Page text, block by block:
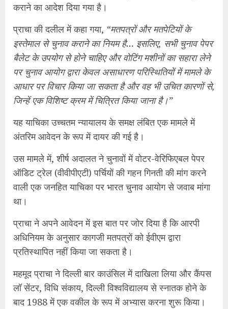
कराने का आदेश दिया गया है।
प्राचा की दलील में कहा गया, “मतपत्रों और मतपेटियों के
इस्तेमाल से चुनाव कराने का नियम है… इसलिए, सभी चुनाव पेपर
बैलेट के उपयोग से होने चाहिए और वोटिंग मशीनों का सहारा लेने
पर चुनाव आयोग द्वारा केवल असाधारण परिस्थितियों में मामले के
आधार पर विचार किया जा सकता है और वह भी उचित कारणों से,
जिन्हें एक विशिष्ट क्रम में चित्रित किया जाना है।”
यह याचिका उच्चतम न्यायालय के समक्ष लंबित एक मामले में
अंतरिम आवेदन के रूप में दायर की गई है।
उस मामले में, शीर्ष अदालत ने चुनावों में वोटर-वेरिफिएबल पेपर
ऑडिट ट्रेल (वीवीपीएटी) पर्चियों की गहन गिनती की मांग करने
वाली एक जनहित याचिका पर भारत चुनाव आयोग से जवाब मांगा
था।
प्राचा ने अपने आवेदन में इस बात पर जोर दिया है कि आरपी
अधिनियम के अनुसार कागजी मतपत्रों को ईवीएम द्वारा
प्रतिस्थापित नहीं किया जा सकता है।
महमूद प्राचा ने दिल्ली बार काउंसिल में दाखिला लिया और कैंपस
लॉ सेंटर, विधि संकाय, दिल्ली विश्वविद्यालय से स्नातक होने के
बाद 1988 में एक वकील के रूप में अभ्यास करना शुरू किया।